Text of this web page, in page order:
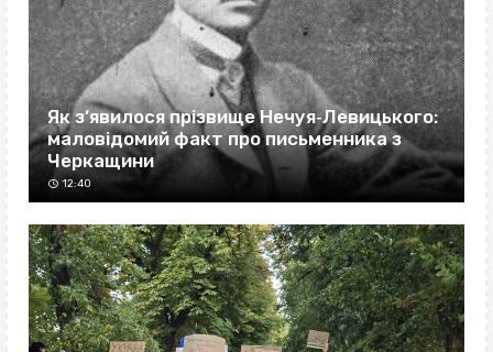
Як з’явилося прізвище Нечуя‐Левицького:
маловідомий факт про письменника з
Черкащини
12:40